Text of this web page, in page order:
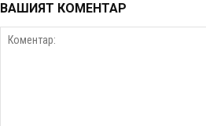
ВАШИЯТ КОМЕНТАР